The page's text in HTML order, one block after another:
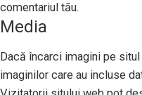
comentariul tău.
Media
Dacă încarci imagini pe
imaginilor care au incluse